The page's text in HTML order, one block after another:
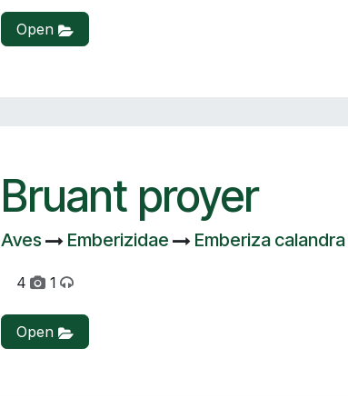
Open
Bruant proyer
Aves Emberizidae Emberiza calandra
4 1
Open